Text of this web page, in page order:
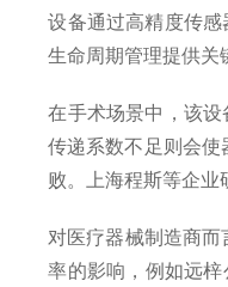
设备通过高精度传
生命周期管理提供关
在手术场景中，该
传递系数不足则会使
败。上海程斯等企业
对医疗器械制造商而
率的影响，例如远